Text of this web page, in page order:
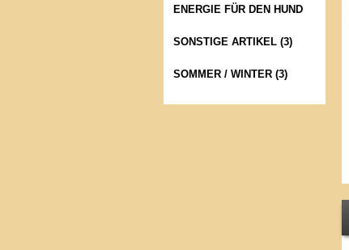
ENERGIE FÜR DEN HUND
SONSTIGE ARTIKEL (3)
SOMMER / WINTER (3)